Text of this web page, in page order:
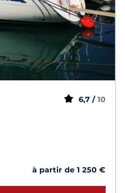
6,7 / 10
à partir de 1 250 €